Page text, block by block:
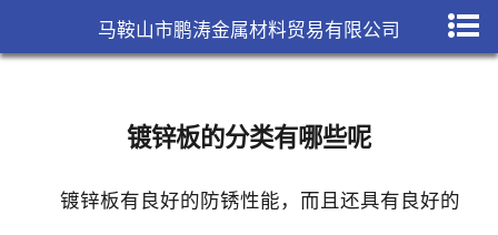
马鞍山市鹏涛金属材料贸易有限公司
镀锌板的分类有哪些呢
镀锌板有良好的防锈性能，而且还具有良好的